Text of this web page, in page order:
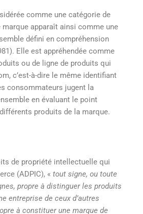
comme une catégorie de
marque apparaît ainsi comme une
défini en compréhension
Elle est appréhendée comme
ou de ligne de produits qui
c’est-à-dire le même identifiant
consommateurs jugent la
en évaluant le point
produits de la marque.
de propriété intellectuelle qui
(ADPIC), « tout signe, ou toute
propre à distinguer les produits
entreprise de ceux d’autres
à constituer une marque de